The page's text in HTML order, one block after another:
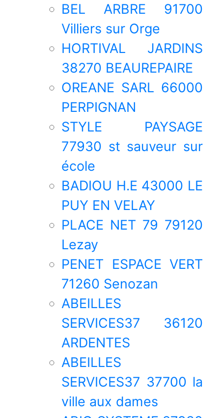
BEL ARBRE 91700
Villiers sur Orge
HORTIVAL JARDINS
38270 BEAUREPAIRE
OREANE SARL 66000
PERPIGNAN
STYLE PAYSAGE
77930 st sauveur sur
école
BADIOU H.E 43000 LE
PUY EN VELAY
PLACE NET 79 79120
Lezay
PENET ESPACE VERT
71260 Senozan
ABEILLES
SERVICES37 36120
ARDENTES
ABEILLES
SERVICES37 37700 la
ville aux dames